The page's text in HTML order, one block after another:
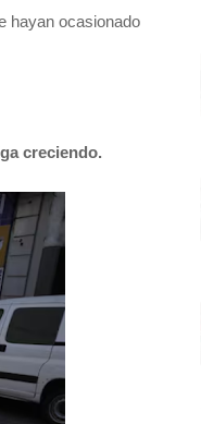
hayan ocasionado
creciendo.